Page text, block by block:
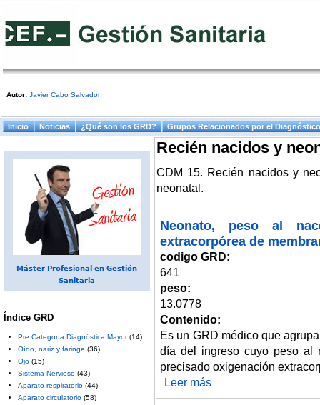
Autor: Javier Cabo Salvador
Recién nacidos y
CDM 15. Recién nacidos y
neonatal.
Neonato, peso al
extracorpórea de
codigo GRD:
641
peso:
13.0778
Contenido:
Es un GRD médico que
día del ingreso cuyo peso al
precisado oxigenación
Leer más
Menú principal
Inicio Noticias ¿Qué son los GRD? Grupos Relacionados por el Diagnóstico
Máster Profesional en Gestión
Sanitaria
Índice GRD
Pre Categoría Diagnóstica Mayor(14)
Oído, nariz y faringe (36)
Ojo (15)
Sistema Nervioso (43)
Aparato respiratorio (44)
Aparato circulatorio (58)